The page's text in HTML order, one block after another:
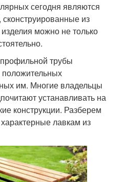
сегодня являются
из
можно не только
трубы
им. Многие владельцы
устанавливать на
конструкции. Разберем
лавкам из